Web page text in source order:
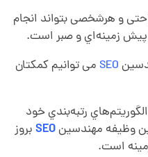
و هرشخصی بتواند انجام
پيش زمينه‌اي و صبر است.
می توانیم کمکتان
رتبه‌بندي خود
وظيفه مهندسين
بروز
است.